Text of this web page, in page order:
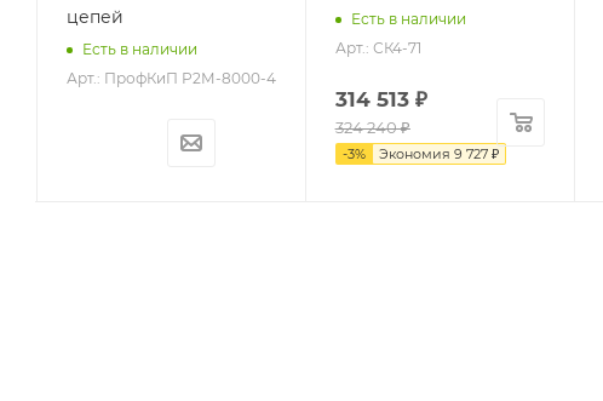
цепей
Есть в наличии
Арт.: ПрофКиП Р2М-8000-4
Есть в наличии
Арт.: СК4-71
314 513₽
324 240₽
-3% Экономия 9 727₽